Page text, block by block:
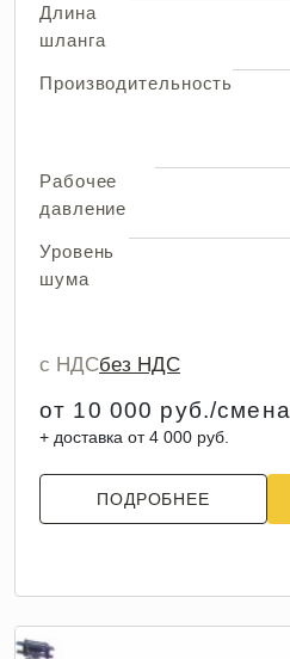
Длина
шланга
Производительность
Рабочее
давление
Уровень
шума
с НДСбез НДС
от 10 000 руб./смена
+ доставка от 4 000 руб.
ПОДРОБНЕЕ